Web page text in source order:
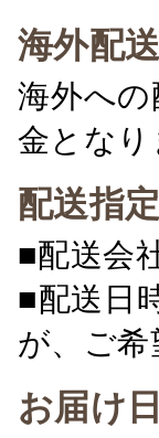
海外配送
海外へ
金とな
配送指定
■配送会
■配送日
が、ご
お届け